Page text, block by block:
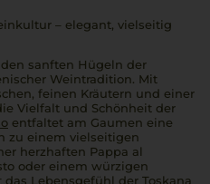
– elegant, vielseitig
sanften Hügeln der
Weintradition. Mit
feinen Kräutern und einer
Vielfalt und Schönheit der
entfaltet am Gaumen eine
zu einem vielseitigen
herzhaften Pappa al
oder einem würzigen
Lebensgefühl der Toskana